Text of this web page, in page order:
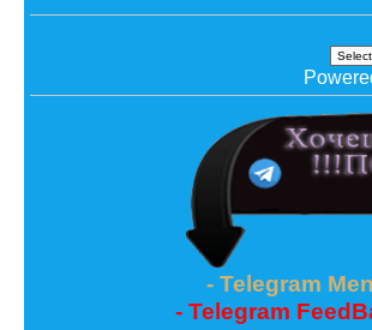
- Telegram
- Telegram